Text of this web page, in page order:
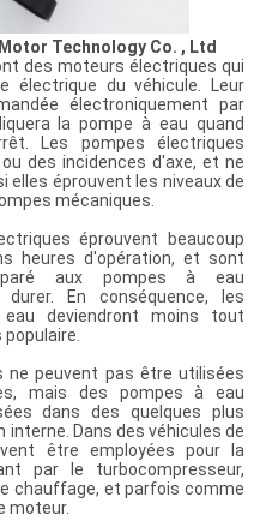
Technology Co. , Ltd
des moteurs électriques qui
électrique du véhicule. Leur
électroniquement par
la pompe à eau quand
Les pompes électriques
des incidences d'axe, et ne
elles éprouvent les niveaux de
mécaniques.
éprouvent beaucoup
heures d'opération, et sont
aux pompes à eau
En conséquence, les
deviendront moins tout
ne peuvent pas être utilisées
mais des pompes à eau
dans des quelques plus
Dans des véhicules de
être employées pour la
par le turbocompresseur,
chauffage, et parfois comme
moteur.